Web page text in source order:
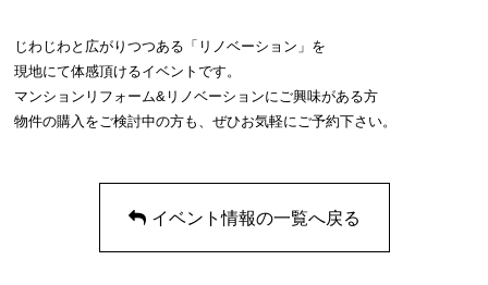
じわじわと広がりつつある「リノベーション」を
現地にて体感頂けるイベントです。
マンションリフォーム&リノベーションにご興味がある方
物件の購入をご検討中の方も、ぜひお気軽にご予約下さい。
イベント情報の一覧へ戻る